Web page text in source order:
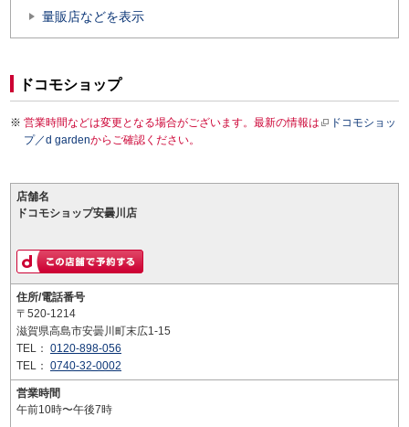
量販店などを表示
ドコモショップ
営業時間などは変更となる場合がございます。最新の情報は
ドコモショッ
プ／d gardenからご確認ください。
店舗名
ドコモショップ安曇川店
住所/電話番号
〒520-1214
滋賀県高島市安曇川町末広1-15
TEL： 0120-898-056
TEL： 0740-32-0002
営業時間
午前10時〜午後7時